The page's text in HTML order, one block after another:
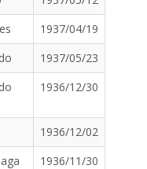
1937/04/19
1937/05/23
1936/12/30
1936/12/02
1936/11/30